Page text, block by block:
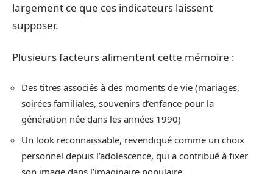
largement ce que ces indicateurs laissent
supposer.
Plusieurs facteurs alimentent cette mémoire :
Des titres associés à des moments de vie (mariages,
soirées familiales, souvenirs d’enfance pour la
génération née dans les années 1990)
Un look reconnaissable, revendiqué comme un choix
personnel depuis l’adolescence, qui a contribué à fixer
son image dans l’imaginaire populaire